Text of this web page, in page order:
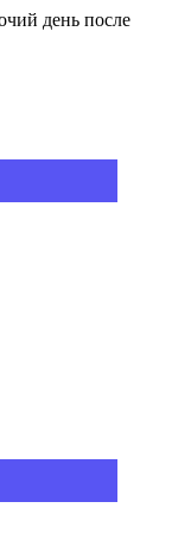
день после